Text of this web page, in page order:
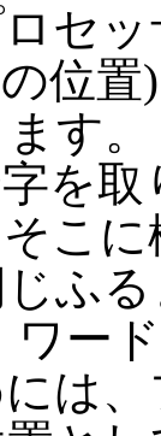
セ
位
す
を
こ
ふ
ワー
は